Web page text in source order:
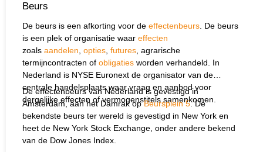
Beurs
De beurs is een afkorting voor de effectenbeurs . De beurs
is een plek of organisatie waar effecten
zoals aandelen opties futures , agrarische
termijncontracten of obligaties worden verhandeld. In
Neder­land is NYSE Euronext de organisator van de
centrale handelsplaats waar vraag en aanbod voor
dergelijke effecten of vermogenstitels samenkomen.
De effectenbeurs van Nederland is gevestigd in
Amsterdam, aan het Damrak opBeursplein 5. De
bekendste beurs ter wereld is gevestigd in New York en
heet de New York Stock Exchange, onder andere bekend
van de Dow Jones Index.